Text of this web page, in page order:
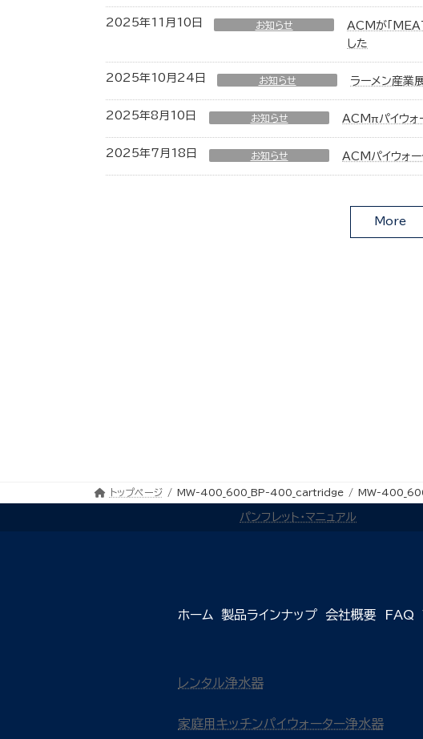
2025年11月10日 お知らせ
ACMが「
した
2025年10月24日 お知らせ ラーメン産業
2025年8月10日 お知らせ ACMπパイウォ
2025年7月18日 お知らせ ACMパイウォ
More
トップページ MW-400_600_BP-400_cartridge MW-
パンフレット・マニュアル
ホーム 製品ラインナップ 会社概要 FAQ
レンタル浄水器
家庭用キッチンパイウォーター浄水器